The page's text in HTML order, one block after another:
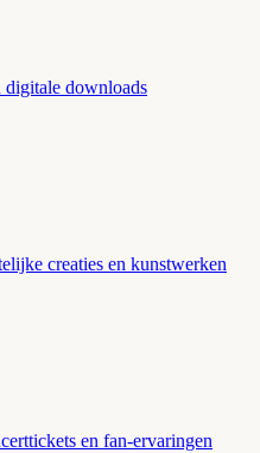
digitale downloads
creaties en kunstwerken
en fan-ervaringen